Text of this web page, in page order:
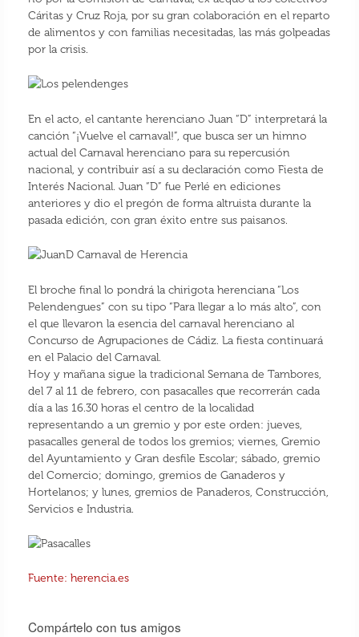
Cáritas y Cruz Roja, por su gran colaboración en el reparto
de alimentos y con familias necesitadas, las más golpeadas
por la crisis.
En el acto, el cantante herenciano Juan “D” interpretará la
canción “¡Vuelve el carnaval!”, que busca ser un himno
actual del Carnaval herenciano para su repercusión
nacional, y contribuir así a su declaración como Fiesta de
Interés Nacional. Juan “D” fue Perlé en ediciones
anteriores y dio el pregón de forma altruista durante la
pasada edición, con gran éxito entre sus paisanos.
El broche final lo pondrá la chirigota herenciana “Los
Pelendengues” con su tipo “Para llegar a lo más alto”, con
el que llevaron la esencia del carnaval herenciano al
Concurso de Agrupaciones de Cádiz. La fiesta continuará
en el Palacio del Carnaval.
Hoy y mañana sigue la tradicional Semana de Tambores,
del 7 al 11 de febrero, con pasacalles que recorrerán cada
día a las 16.30 horas el centro de la localidad
representando a un gremio y por este orden: jueves,
pasacalles general de todos los gremios; viernes, Gremio
del Ayuntamiento y Gran desfile Escolar; sábado, gremio
del Comercio; domingo, gremios de Ganaderos y
Hortelanos; y lunes, gremios de Panaderos, Construcción,
Servicios e Industria.
Fuente: herencia.es
Compártelo con tus amigos